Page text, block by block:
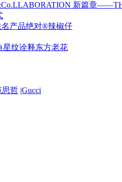
新篇章
产品绝对®辣椒仔
星纹诠释东方老花
思哲 |Gucci